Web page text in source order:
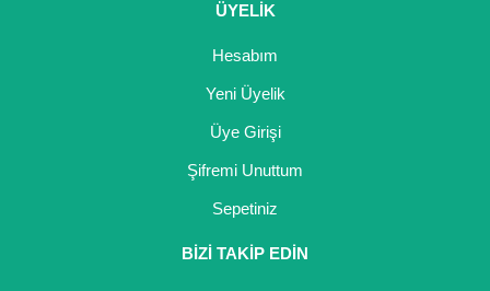
ÜYELİK
Hesabım
Yeni Üyelik
Üye Girişi
Şifremi Unuttum
Sepetiniz
BİZİ TAKİP EDİN